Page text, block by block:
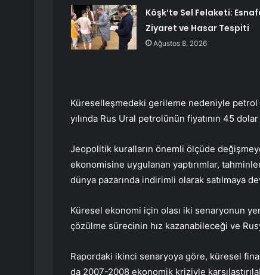
Köşk’te Sel Felaketi:
Ziyaret ve Hasar Tespiti
Ağustos 8, 2026
Küreselleşmedeki gerileme nedeniyle petrol
yılında Rus Ural petrolünün fiyatının 45
Jeopolitik kuralların önemli ölçüde
ekonomisine uygulanan yaptırımlar,
dünya pazarında indirimli olarak satılmaya
Küresel ekonomi için olası iki senaryonun
çözülme sürecinin hız kazanabileceği ve
Rapordaki ikinci senaryoya göre, küresel
da 2007-2008 ekonomik kriziyle